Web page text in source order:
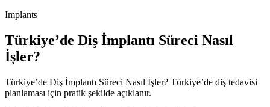
Implants
Türkiye’de Diş İmplantı Süreci Nasıl
İşler?
Türkiye’de Diş İmplantı Süreci Nasıl İşler? Türkiye’de diş tedavisi
planlaması için pratik şekilde açıklanır.